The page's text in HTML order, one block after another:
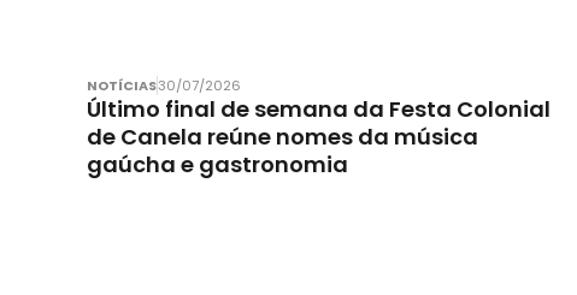
NOTÍCIAS30/07/2026
Último final de semana da Festa Colonial
de Canela reúne nomes da música
gaúcha e gastronomia